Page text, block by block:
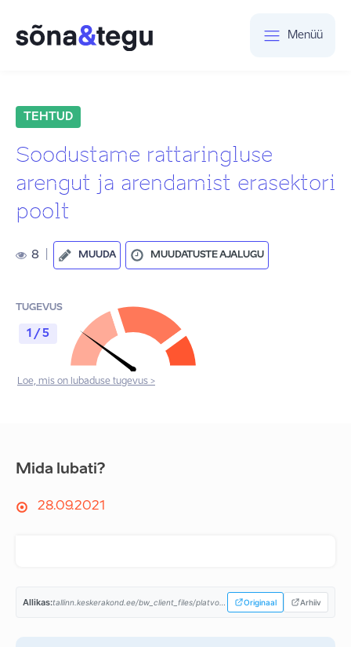
Menüü
TEHTUD
Soodustame rattaringluse
arengut ja arendamist erasektori
poolt
8 MUUDA MUUDATUSTE AJALUGU
TUGEVUS
1 / 5
Loe, mis on lubaduse tugevus >
Mida lubati?
28.09.2021
Allikas: Originaal Arhiiv